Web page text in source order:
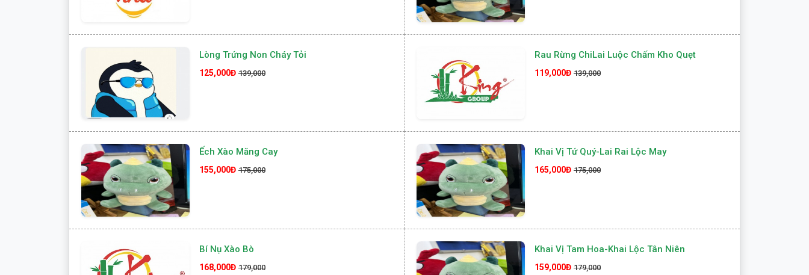
Lòng Trứng Non Cháy Tỏi
125,000Đ 139,000
Rau Rừng ChiLai Luộc Chấm Kho Quẹt
119,000Đ 139,000
Ếch Xào Măng Cay
155,000Đ 175,000
Khai Vị Tứ Quý-Lai Rai Lộc May
165,000Đ 175,000
Bí Nụ Xào Bò
168,000Đ 179,000
Khai Vị Tam Hoa-Khai Lộc Tân Niên
159,000Đ 179,000